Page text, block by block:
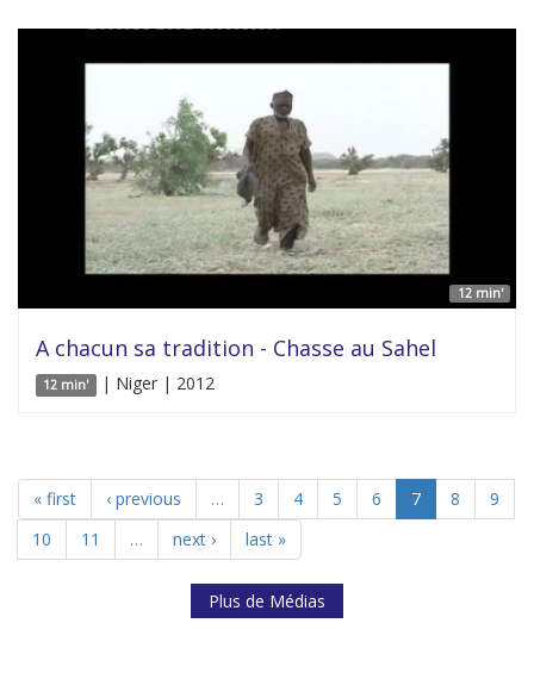
12 min'
A chacun sa tradition - Chasse au Sahel
12 min' | Niger | 2012
« first ‹ previous … 3 4 5 6 7 8
9
10
11 … next › last »
Plus de Médias